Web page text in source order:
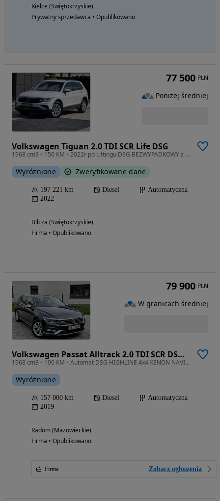
Kielce (Świętokrzyskie)
Prywatny sprzedawca • Opublikowano
Volkswagen Tiguan 2.0 TDI SCR Life DSG
1968 cm3 • 150 KM • 2022r po Liftingu DSG BEZWYPADKOWY z Polskiego Salonu FV23% Okazja
Wyróżnione Zweryfikowane dane
197 221 km Diesel
Automatyczna
2022
Bilcza (Świętokrzyskie)
Firma • Opublikowano
77 500 PLN
Poniżej średniej
Volkswagen Passat Alltrack 2.0 TDI SCR DSG 4Motion
1968 cm3 • 190 KM • Automat DSG HIGHLINE 4x4 XENON NAVI Alcantara 157tys.km
Wyróżnione
157 000 km Diesel
Automatyczna
2019
Radom (Mazowieckie)
Firma • Opublikowano
Firma Zobacz ogłoszenia
79 900 PLN
W granicach średniej